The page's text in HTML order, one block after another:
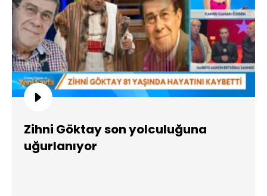
Zihni Göktay son yolculuğuna
uğurlanıyor